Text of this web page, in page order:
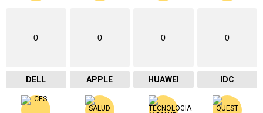
0
DELL
0
APPLE
0
HUAWEI
0
IDC